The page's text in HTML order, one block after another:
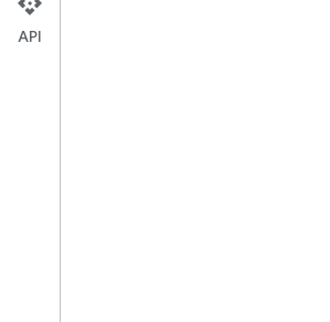
ภาพรวม
API